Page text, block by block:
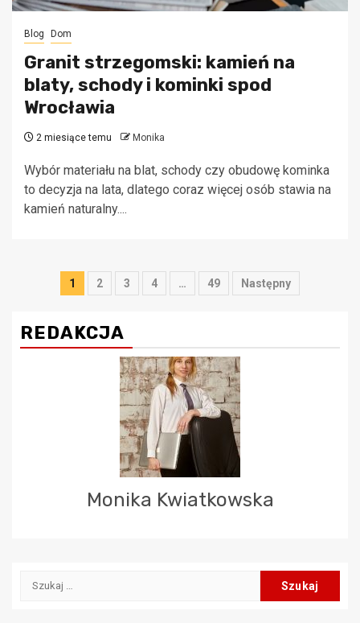
Blog Dom
Granit strzegomski: kamień na
blaty, schody i kominki spod
Wrocławia
2 miesiące temu Monika
Wybór materiału na blat, schody czy obudowę kominka
to decyzja na lata, dlatego coraz więcej osób stawia na
kamień naturalny....
Stronicowanie
1 2 3 4 … 49 Następny
REDAKCJA
Monika Kwiatkowska
Szukaj: